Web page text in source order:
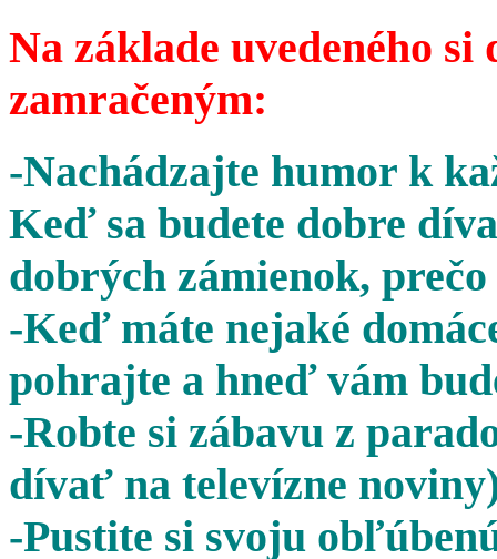
Na základe uvedeného
zamračeným:
-Nachádzajte humor k
Keď sa budete dobre
dobrých zámienok,
-Keď máte nejaké
pohrajte a hneď vám
-Robte si zábavu z
dívať na televízne
-Pustite si svoju